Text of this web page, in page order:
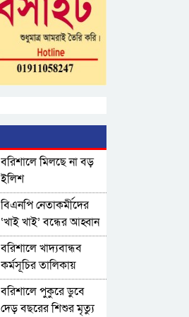
বরিশালে মিলছে না বড়
ইলিশ
বিএনপি নেতাকর্মীদের
‘খাই খাই’ বন্ধের আহ্বান
এমপি জামালের
বরিশালে খাদ্যবান্ধব
কর্মসূচির তালিকায়
বিএনপি নেতার স্ত্রীর নাম
বরিশালে পুকুরে ডুবে
দেড় বছরের শিশুর মৃত্যু